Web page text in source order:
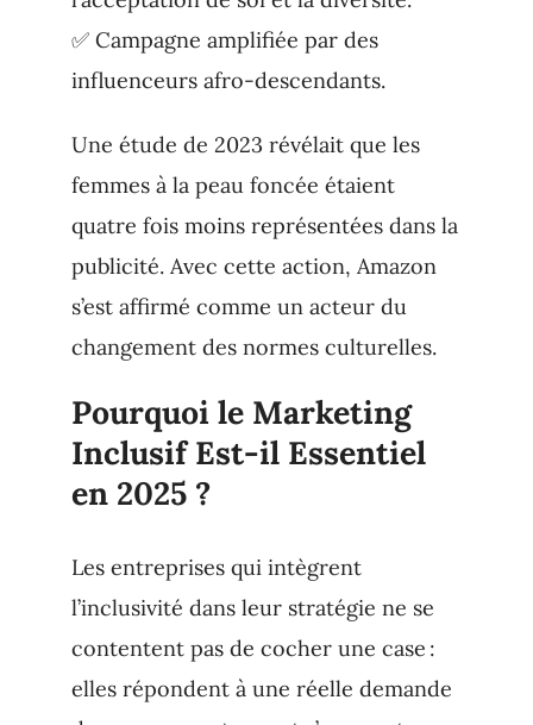
✅ Campagne amplifiée par des
influenceurs afro-descendants.
Une étude de 2023 révélait que les
femmes à la peau foncée étaient
quatre fois moins représentées dans la
publicité. Avec cette action, Amazon
s’est affirmé comme un acteur du
changement des normes culturelles.
Pourquoi le Marketing
Inclusif Est-il Essentiel
en 2025 ?
Les entreprises qui intègrent
l’inclusivité dans leur stratégie ne se
contentent pas de cocher une case :
elles répondent à une réelle demande